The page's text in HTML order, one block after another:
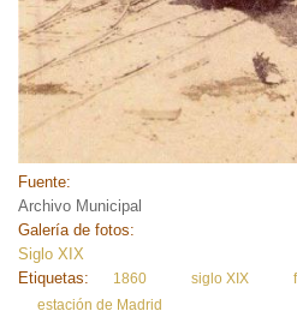
Fuente:
Archivo Municipal
Galería de fotos:
Siglo XIX
Etiquetas:
1860 siglo XIX
estación de Madrid